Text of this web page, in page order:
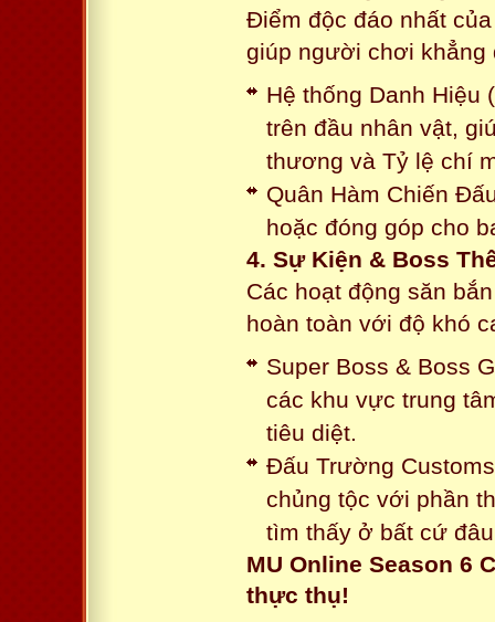
Điểm độc đáo nhất
giúp người chơi khẳng
Hệ thống Danh Hiệu
trên đầu nhân vật,
thương và Tỷ lệ chí
Quân Hàm Chiến
hoặc đóng góp cho
4. Sự Kiện & Boss
Các hoạt động săn
hoàn toàn với độ khó
Super Boss & Boss
các khu vực trung
tiêu diệt.
Đấu Trường
chủng tộc với phần
tìm thấy ở bất cứ
MU Online Season 6
thực thụ!